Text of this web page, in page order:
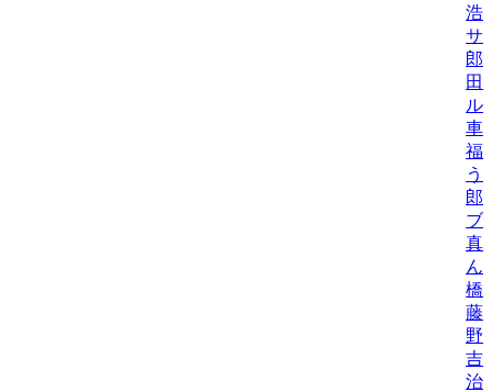
浩
サ
郎
田
ル
車/
福
う
郎
ブ
真
ん
橋
藤
野
吉
治/